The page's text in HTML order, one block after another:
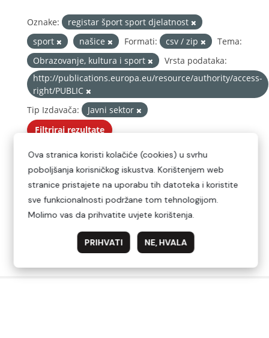
Oznake:
registar šport sport djelatnost
sport
našice Formati: csv / zip
Tema:
Obrazovanje, kultura i sport
Vrsta podataka:
http://publications.europa.eu/resource/authority/access-
right/PUBLIC
Tip Izdavača:
Javni sektor
Filtriraj rezultate
Please try another search.
Dokumenаtаcijа API-jа ).